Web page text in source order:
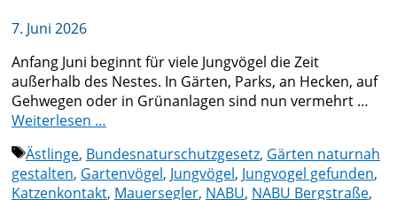
7. Juni 2026
Anfang Juni beginnt für viele Jungvögel die Zeit
außerhalb des Nestes. In Gärten, Parks, an Hecken, auf
Gehwegen oder in Grünanlagen sind nun vermehrt …
Weiterlesen …
Schlagwörter
Ästlinge, Bundesnaturschutzgesetz, Gärten naturnah
gestalten, Gartenvögel, Jungvögel, Jungvogel gefunden,
Katzenkontakt, Mauersegler, NABU, NABU Bergstraße,